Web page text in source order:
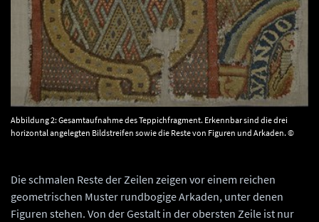
Abbildung 2: Gesamtaufnahme des Teppichfragment. Erkennbar sind die drei
horizontal angelegten Bildstreifen sowie die Reste von Figuren und Arkaden. ©
Die schmalen Reste der Zeilen zeigen vor einem reichen
geometrischen Muster rundbogige Arkaden, unter denen
Figuren stehen. Von der Gestalt in der obersten Zeile ist nur